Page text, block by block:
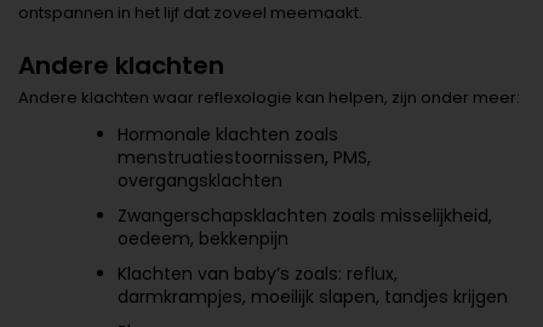
ontspannen in het lijf dat zoveel meemaakt.
Andere klachten
Andere klachten waar reflexologie kan helpen, zijn onder meer:
Hormonale klachten zoals
menstruatiestoornissen, PMS,
overgangsklachten
Zwangerschapsklachten zoals misselijkheid,
oedeem, bekkenpijn
Klachten van baby’s zoals: reflux,
darmkrampjes, moeilijk slapen, tandjes krijgen